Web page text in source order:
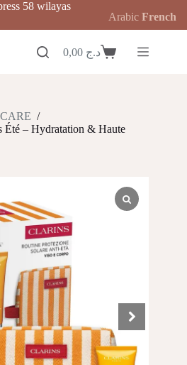
58 wilayas
Panierد.ج
/
Été – Hydratation & Haute
Arabic French